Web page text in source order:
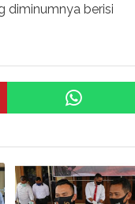
diminumnya berisi